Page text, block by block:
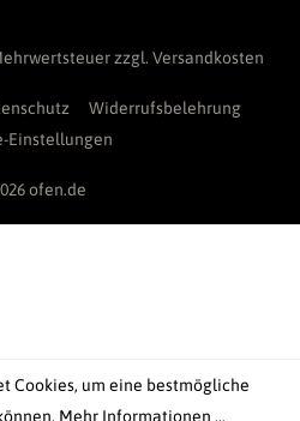
zzgl. Versandkosten
Widerrufsbelehrung
Einstellungen
ofen.de
Cookies, um eine bestmögliche
Mehr Informationen ...